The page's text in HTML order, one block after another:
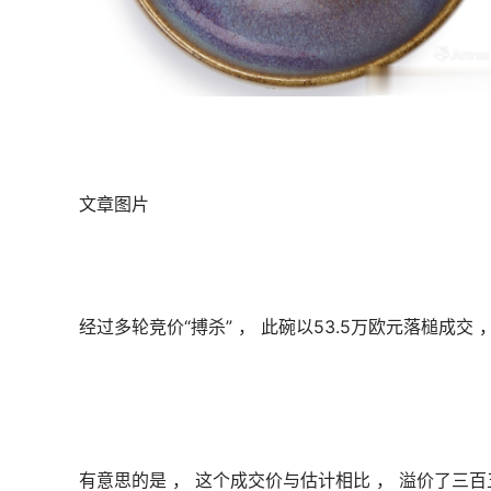
文章图片
经过多轮竞价“搏杀” ， 此碗以53.5万欧元落槌成交
有意思的是 ， 这个成交价与估计相比 ， 溢价了三